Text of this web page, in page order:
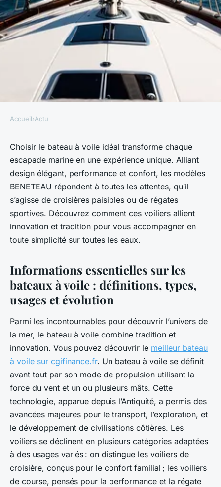
Découvrez le bateau à voile
idéal pour vos escapades
marines
Victor•12 juin 2025•5 min de lecture
Accueil›Actu
Choisir le bateau à voile idéal transforme chaque
escapade marine en une expérience unique. Alliant
design élégant, performance et confort, les modèles
BENETEAU répondent à toutes les attentes, qu’il
s’agisse de croisières paisibles ou de régates
sportives. Découvrez comment ces voiliers allient
innovation et tradition pour vous accompagner en
toute simplicité sur toutes les eaux.
Informations essentielles sur les
bateaux à voile : définitions, types,
usages et évolution
Parmi les incontournables pour découvrir l’univers de
la mer, le bateau à voile combine tradition et
innovation. Vous pouvez découvrir le meilleur bateau
à voile sur cgifinance.fr. Un bateau à voile se définit
avant tout par son mode de propulsion utilisant la
force du vent et un ou plusieurs mâts. Cette
technologie, apparue depuis l’Antiquité, a permis des
avancées majeures pour le transport, l’exploration, et
le développement de civilisations côtières. Les
voiliers se déclinent en plusieurs catégories adaptées
à des usages variés : on distingue les voiliers de
croisière, conçus pour le confort familial ; les voiliers
de course, pensés pour la performance et la régate